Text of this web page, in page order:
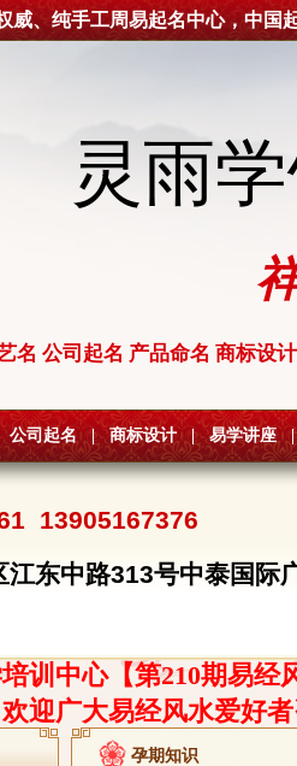
、纯手工周易起名中心，中国
灵雨
名 公司起名 产品命名 商标设计
公司起名 | 商标设计 | 易学讲座 |
13905167376
江东中路313号中泰国际
训中心【第210期易经
欢迎广大易经风水爱好
孕期知识